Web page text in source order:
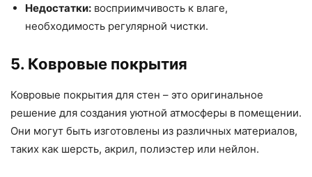
Недостатки: восприимчивость к влаге,
необходимость регулярной чистки.
5. Ковровые покрытия
Ковровые покрытия для стен – это оригинальное
решение для создания уютной атмосферы в помещении.
Они могут быть изготовлены из различных материалов,
таких как шерсть, акрил, полиэстер или нейлон.